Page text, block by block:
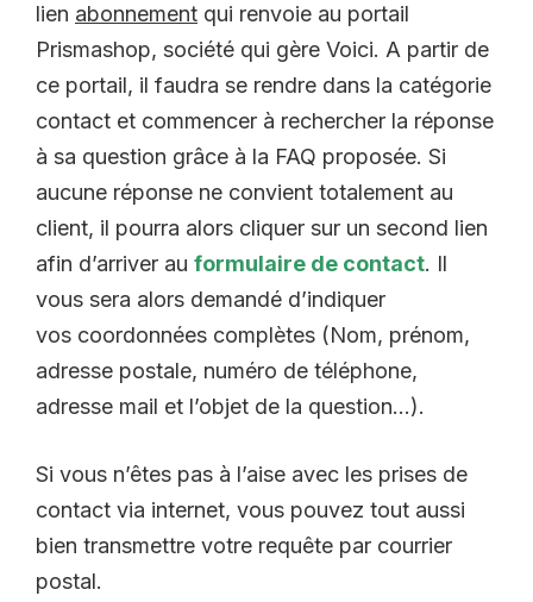
lien abonnement qui renvoie au portail
Prismashop, société qui gère Voici. A partir de
ce portail, il faudra se rendre dans la catégorie
contact et commencer à rechercher la réponse
à sa question grâce à la FAQ proposée. Si
aucune réponse ne convient totalement au
client, il pourra alors cliquer sur un second lien
afin d’arriver au formulaire de contact. Il
vous sera alors demandé d’indiquer
vos coordonnées complètes (Nom, prénom,
adresse postale, numéro de téléphone,
adresse mail et l’objet de la question…).
Si vous n’êtes pas à l’aise avec les prises de
contact via internet, vous pouvez tout aussi
bien transmettre votre requête par courrier
postal.